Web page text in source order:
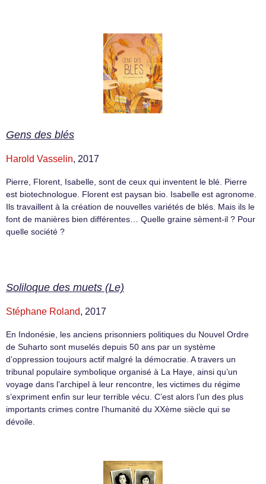
Gens des blés
Harold Vasselin, 2017
Pierre, Florent, Isabelle, sont de ceux qui inventent le blé. Pierre
est biotechnologue. Florent est paysan bio. Isabelle est agronome.
Ils travaillent à la création de nouvelles variétés de blés. Mais ils le
font de manières bien différentes… Quelle graine sèment-il ? Pour
quelle société ?
Soliloque des muets (Le)
Stéphane Roland, 2017
En Indonésie, les anciens prisonniers politiques du Nouvel Ordre
de Suharto sont muselés depuis 50 ans par un système
d’oppression toujours actif malgré la démocratie. A travers un
tribunal populaire symbolique organisé à La Haye, ainsi qu’un
voyage dans l’archipel à leur rencontre, les victimes du régime
s’expriment enfin sur leur terrible vécu. C’est alors l’un des plus
importants crimes contre l’humanité du XXème siècle qui se
dévoile.